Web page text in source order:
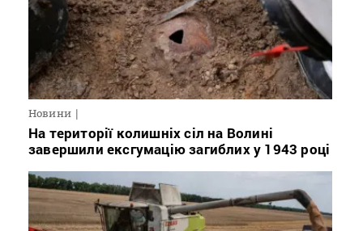
Новини
На території колишніх сіл на Волині
завершили ексгумацію загиблих у 1943 році